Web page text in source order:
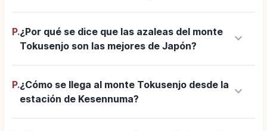
P.¿Por qué se dice que las azaleas del monte
Tokusenjo son las mejores de Japón?
keyboard_arrow_down
P.¿Cómo se llega al monte Tokusenjo desde la
estación de Kesennuma?
keyboard_arrow_down